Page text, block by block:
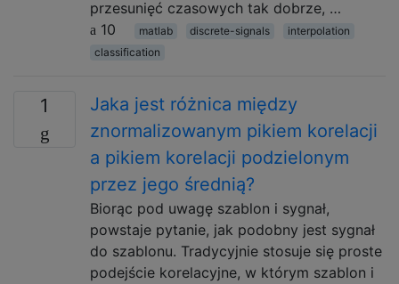
przesunięć czasowych tak dobrze, …
10
matlab discrete-signals
interpolation
classification
1
Jaka jest różnica między
znormalizowanym pikiem korelacji
a pikiem korelacji podzielonym
przez jego średnią?
Biorąc pod uwagę szablon i sygnał,
powstaje pytanie, jak podobny jest sygnał
do szablonu. Tradycyjnie stosuje się proste
podejście korelacyjne, w którym szablon i